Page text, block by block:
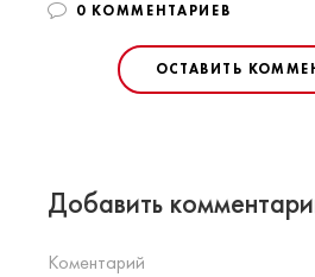
0 КОММЕНТАРИЕВ
ОСТАВИТЬ
Добавить
Коментарий